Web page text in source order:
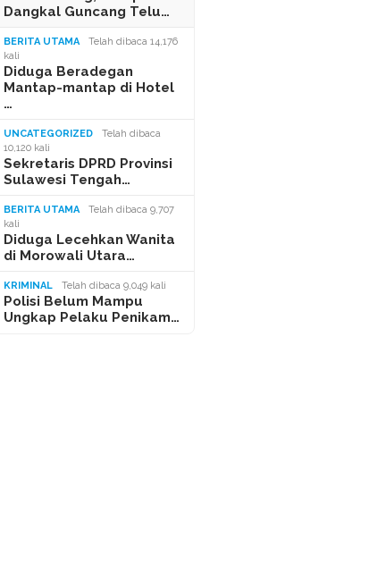
Dangkal Guncang Telu…
BERITA UTAMA
Telah dibaca 14,176
kali
Diduga Beradegan
Mantap-mantap di Hotel
…
UNCATEGORIZED
Telah dibaca
10,120 kali
Sekretaris DPRD Provinsi
Sulawesi Tengah…
BERITA UTAMA
Telah dibaca 9,707
kali
Diduga Lecehkan Wanita
di Morowali Utara…
KRIMINAL Telah dibaca 9,049 kali
Polisi Belum Mampu
Ungkap Pelaku Penikam…